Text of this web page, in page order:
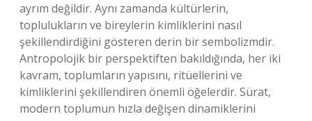
ayrım değildir. Aynı zamanda kültürlerin,
toplulukların ve bireylerin kimliklerini nasıl
şekillendirdiğini gösteren derin bir sembolizmdir.
Antropolojik bir perspektiften bakıldığında, her iki
kavram, toplumların yapısını, ritüellerini ve
kimliklerini şekillendiren önemli öğelerdir. Sürat,
modern toplumun hızla değişen dinamiklerini